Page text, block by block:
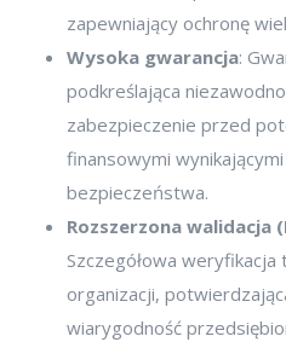
zapewniający ochronę
Wysoka gwarancja:
podkreślająca
zabezpieczenie przed
finansowymi
bezpieczeństwa.
Rozszerzona walidacja
Szczegółowa
organizacji,
wiarygodność